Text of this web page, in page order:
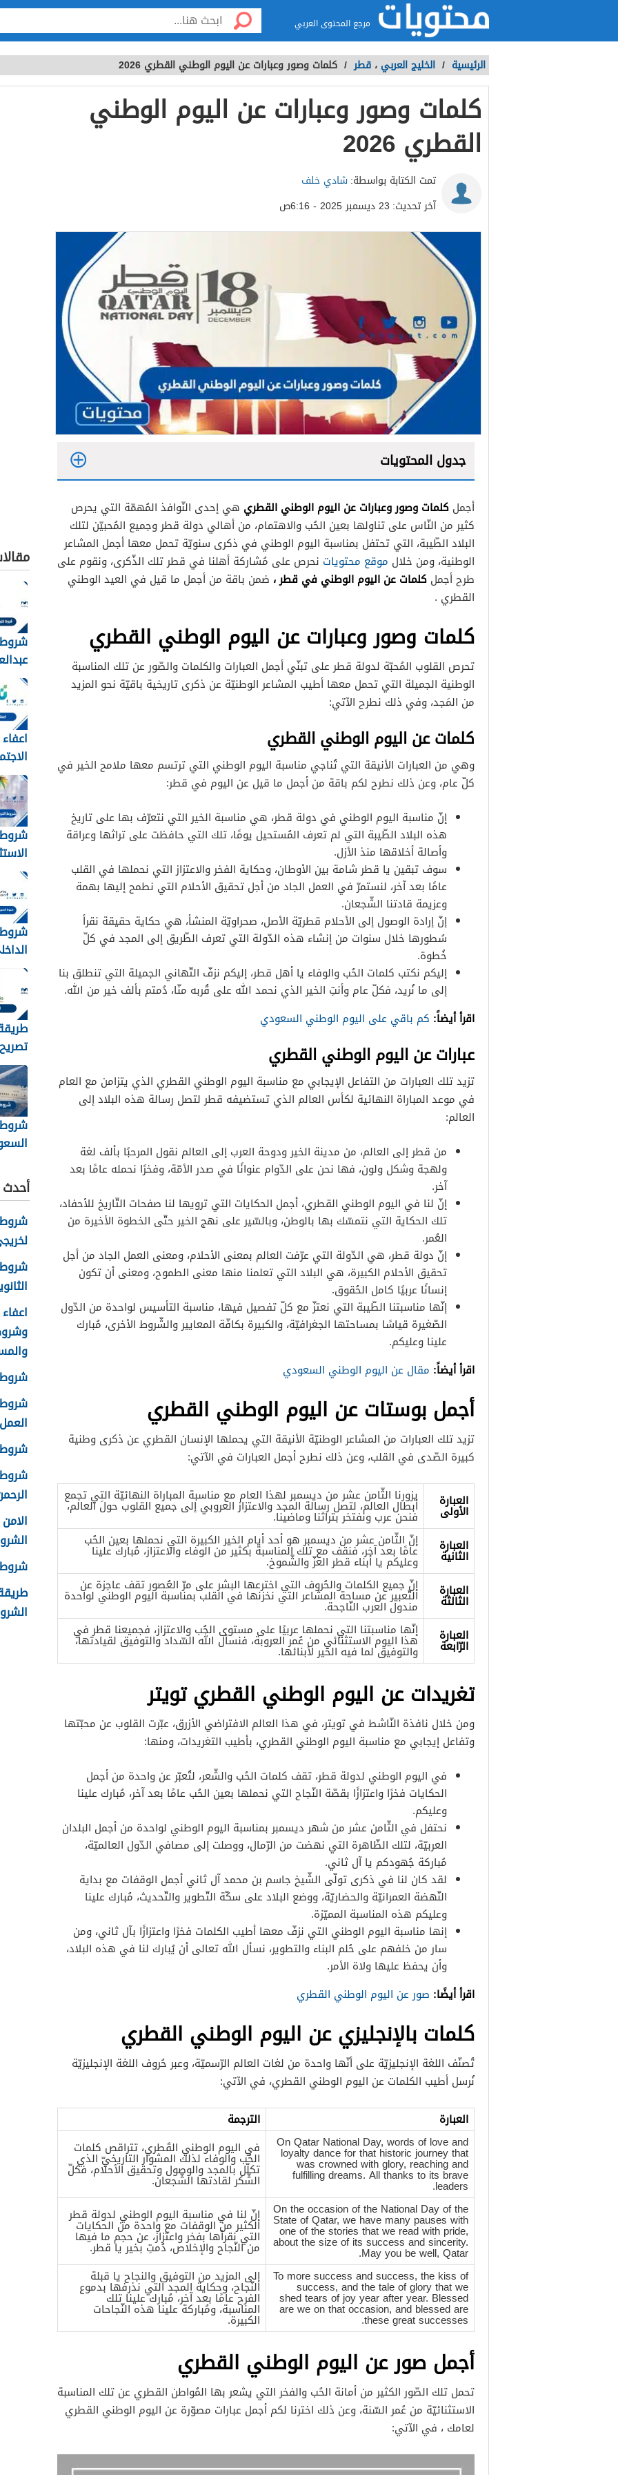
مرجع المحتوى العربي
الرئيسية / الخليج العربي ، قطر / كلمات وصور وعبارات عن اليوم الوطني القطري 2026
كلمات وصور وعبارات عن اليوم الوطني
القطري 2026
تمت الكتابة بواسطة:شادي خلف
آخر تحديث: 23 ديسمبر 2025 - 6:16ص
جدول المحتويات
كلمات عن اليوم الوطني القطري
عبارات عن اليوم الوطني القطري
أجمل كلمات وصور وعبارات عن اليوم الوطني القطري هي إحدى النّوافذ المُهمّة التي يحرص
كثير من النّاس على تناولها بعين الحُب والاهتمام، من أهالي دولة قطر وجميع المُحبيّن لتلك
البلاد الطّيبة، التي تحتفل بمناسبة اليوم الوطني في ذكرى سنويّة تحمل معها أجمل المشاعر
الوطنية، ومن خلال موقع محتويات نحرص على مُشاركة أهلنا في قطر تلك الذّكرى، ونقوم على
طرح أجمل كلمات عن اليوم الوطني في قطر ، ضمن باقة من أجمل ما قيل في العيد الوطني
القطري .
كلمات وصور وعبارات عن اليوم الوطني القطري
تحرص القلوب المُحبّة لدولة قطر على تبنّي أجمل العبارات والكلمات والصّور عن تلك المناسبة
الوطنية الجميلة التي تحمل معها أطيب المشاعر الوطنيّة عن ذكرى تاريخية باقيّة نحو المزيد
من المَجد، وفي ذلك نطرح الآتي:
كلمات عن اليوم الوطني القطري
وهي من العبارات الأنيقة التي تُناجي مناسبة اليوم الوطني التي ترتسم معها ملامح الخير في
كلّ عام، وعن ذلك نطرح لكم باقة من أجمل ما قيل عن اليوم في قطر:
إنّ مناسبة اليوم الوطني في دولة قطر، هي مناسبة الخير التي نتعرّف بها على تاريخ
هذه البلاد الطّيبة التي لم تعرف المُستحيل يومًا، تلك التي حافظت على تراثها وعراقة
وأصالة أخلاقها منذ الأزل.
سوف تبقين يا قطر شامة بين الأوطان، وحكاية الفخر والاعتزاز التي نحملها في القلب
عامًا بعد آخر، لنستمرّ في العمل الجاد من أجل تحقيق الأحلام التي نطمح إليها بهمة
وعزيمة قادتنا الشّجعان.
إنّ إرادة الوصول إلى الأحلام قطريّة الأصل، صحراويّة المنشأ، هي حكاية حقيقة نقرأ
سُطورها خلال سنوات من إنشاء هذه الدّولة التي تعرف الطّريق إلى المجد في كلّ
خُطوة.
إليكم نكتب كلمات الحُب والوفاء يا أهل قطر، إليكم نزفّ التّهاني الجميلة التي تنطلق بنا
إلى ما نُريد، فكلّ عام وأنتِ الخير الذي نحمد الله على قُربه منّا، دُمتم بألف خير من الله.
اقرأ أيضاً: كم باقي على اليوم الوطني السعودي
عبارات عن اليوم الوطني القطري
تزيد تلك العبارات من التفاعل الإيجابي مع مناسبة اليوم الوطني القطري الذي يتزامن مع العام
في موعد المباراة النهائية لكأس العالم الذي تستضيفه قطر لتصل رسالة هذه البلاد إلى
العالم:
من قطر إلى العالم، من مدينة الخير ودوحة العرب إلى العالم نقول المرحبًا بألف لغة
ولهجة وشكل ولون، فها نحن على الدّوام عنوانًا في صدر الأمّة، وفخرًا نحمله عامًا بعد
آخر.
إنّ لنا في اليوم الوطني القطري، أجمل الحكايات التي ترويها لنا صفحات التّاريخ للأحفاد،
تلك الحكاية التي نتمسّك بها بالوطن، وبالسّير على نهج الخير حتّى الخطوة الأخيرة من
العُمر.
إنّ دولة قطر، هي الدّولة التي عرّفت العالم بمعنى الأحلام، ومعنى العمل الجاد من أجل
تحقيق الأحلام الكبيرة، هي البلاد التي تعلمنا منها معنى الطموح، ومعنى أن تكون
إنسانًا عربيًا كامل الحُقوق.
إنّها مناسبتنا الطّيبة التي نعتزّ مع كلّ تفصيل فيها، مناسبة التأسيس لواحدة من الدّول
الصّغيرة قياسًا بمساحتها الجغرافيّة، والكبيرة بكافّة المعايير والشّروط الأخرى، مُبارك
علينا وعليكم.
اقرأ أيضاً: مقال عن اليوم الوطني السعودي
أجمل بوستات عن اليوم الوطني القطري
تزيد تلك العبارات من المشاعر الوطنيّة الأنيقة التي يحملها الإنسان القطري عن ذكرى وطنية
كبيرة الصّدى في القلب، وعن ذلك نطرح أجمل العبارات في الآتي:
العبارة
الأولى
يزورنا الثّامن عشر من ديسمبر لهذا العام مع مناسبة المباراة النهائيّة التي تجمع
أبطال العالم، لتصل رسالة المجد والاعتزاز العروبي إلى جميع القلوب حولَ العالم،
فنحن عرب ونفتخر بتراثنا وماضينا.
العبارة
الثانية
إنّ الثّامن عشر من ديسمبر هو أحد أيام الخير الكبيرة التي نحملها بعين الحُب
عامًا بعد آخر، فنقف مع تلك المناسبة بكثير من الوفاء والاعتزاز، مُبارك علينا
وعليكم يا أبناء قطر العزّ والشّموخ.
العبارة
الثالثة
إنّ جميع الكلمات والحُروف التي اخترعها البشر على مرّ العُصور تقف عاجزة عن
التّعبير عن مساحة المشاعر التي نخزنها في القلب بمناسبة اليوم الوطني لواحدة
مندول العرب النّاجحة.
العبارة
الرّابعة
إنّها مناسبتنا التي نحملها عربيًا على مستوى الحُب والاعتزاز، فجميعنا قطر في
هذا اليوم الاستثنائي من عُمر العروبة، فنسأل الله السّداد والتوفيق لقيادتها،
والتوفيق لما فيه الخير لأبنائها.
تغريدات عن اليوم الوطني القطري تويتر
ومن خلال نافذة النّاشط في تويتر، في هذا العالم الافتراضي الأزرق، عبّرت القلوب عن محبّتها
وتفاعل إيجابي مع مناسبة اليوم الوطني القطري، بأطيب التغريدات، ومنها:
في اليوم الوطني لدولة قطر، تقف كلمات الحُب والشّعر، لتُعبّر عن واحدة من أجمل
الحكايات فخرًا واعتزازًا بقصّة النّجاح التي نحملها بعين الحُب عامًا بعد آخر، مُبارك علينا
وعليكم.
نحتفل في الثّامن عشر من شهر ديسمبر بمناسبة اليوم الوطني لواحدة من أجمل البلدان
العربيّة، لتلك الظّاهرة التي نهضت من الرّمال، ووصلت إلى مصافي الدّول العالميّة،
مُباركة جُهودكم يا آل ثاني.
لقد كان لنا في ذكرى تولّى الشّيخ جاسم بن محمد آل ثاني أجمل الوقفات مع بداية
النّهضة العمرانيّة والحضاريّة، ووضع البلاد على سكّة التّطوير والتّحديث، مُبارك علينا
وعليكم هذه المناسبة المميّزة.
إنها مناسبة اليوم الوطني التي نزفّ معها أطيب الكلمات فخرًا واعتزازًا بآل ثاني، ومن
سار من خلفهم على حُلم البناء والتطوير، نسأل الله تعالى أن يُبارك لنا في هذه البلاد،
وأن يحفظ عليها ولاة الأمر.
اقرأ أيضًا: صور عن اليوم الوطني القطري
كلمات بالإنجليزي عن اليوم الوطني القطري
تُصنّف اللغة الإنجليزيّة على أنّها واحدة من لغات العالم الرّسميّة، وعبر حُروف اللغة الإنجليزيّة
نُرسل أطيب الكلمات عن اليوم الوطني القطري، في الآتي:
العبارة
الترجمة
On Qatar National Day, words of love and
loyalty dance for that historic journey that
was crowned with glory, reaching and
fulfilling dreams. All thanks to its brave
leaders.
في اليوم الوطني القَطري، تتراقص كلمات
الحُب والوفاء لذلك المشوار التاريخيّ الذي
تكلّل بالمجد والوصول وتحقيق الأحلام، فكلّ
الشّكر لقادتها الشّجعان.
On the occasion of the National Day of the
State of Qatar, we have many pauses with
one of the stories that we read with pride,
about the size of its success and sincerity.
May you be well, Qatar.
إنّ لنا في مناسبة اليوم الوطني لدولة قطر
الكثير من الوقفات مع واحدة من الحكايات
التي نقرأها بفخر واعتزاز، عن حجم ما فيها
من النّجاح والإخلاص، دُمتِ بخير يا قطر.
To more success and success, the kiss of
success, and the tale of glory that we
shed tears of joy year after year. Blessed
are we on that occasion, and blessed are
these great successes.
إلى المزيد من التوفيق والنجاح يا قبلة
النّجاح، وحكاية المجد التي نذرفها بدموع
الفرح عامًا بعد آخر، مُبارك علينا تلك
المناسبة، ومُباركة علينا هذه النّجاحات
الكبيرة.
أجمل صور عن اليوم الوطني القطري
تحمل تلك الصّور الكثير من أمانة الحُب والفخر التي يشعر بها المُواطن القطري عن تلك المناسبة
الاستثنائيّة من عُمر السّنة، وعن ذلك اخترنا لكم أجمل عبارات مصوّرة عن اليوم الوطني القطري
لعامك ، في الآتي:
1448
شروط
قانون
شروط
بن
أحدث
شروط
شروط
شروط
العمل
شروط
شروط
شروط